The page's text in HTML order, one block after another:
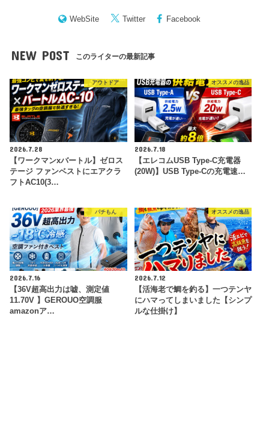
WebSite Twitter Facebook
NEW POST このライターの最新記事
アウトドア
2026.7.28
【ワークマンxバートル】ゼロス
テージ ファンベストにエアクラ
フトAC10(3…
オススメの逸品
2026.7.18
【エレコムUSB Type-C充電器
(20W)】USB Type-Cの充電速…
パチもん
2026.7.16
【36V超高出力は嘘、測定値
11.70V 】GEROUO空調服
amazonア…
オススメの逸品
2026.7.12
【活海老で鯛を釣る】一つテンヤ
にハマってしまいました【シンプ
ルな仕掛け】